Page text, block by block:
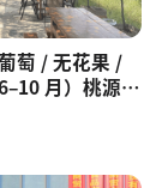
萄 / 无花果 /
月）桃源河
，38
18 元 / 斤。含